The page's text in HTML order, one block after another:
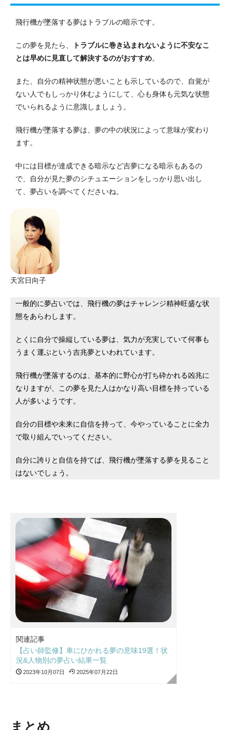
飛行機が墜落する夢はトラブルの暗示です。
この夢を見たら、
トラブルに巻き込まれないように不安なこ
とは早めに見直して解決するのがおすすめ。
また、自分の精神状態が悪いことも示しているので、自覚が
ない人でもしっかり休むようにして、心も身体も元気な状態
でいられるように意識しましょう。
飛行機が墜落する夢は、夢の中の状況によって意味が変わり
ます。
中には目標が達成できる暗示など吉夢になる暗示もあるの
で、自分が見た夢のシチュエーションをしっかり思い出し
て、夢占いを調べてくださいね。
天宮日向子
一般的に夢占いでは、飛行機の夢はチャレンジ精神旺盛な状
態をあらわします。
とくに自分で操縦している夢は、気力が充実していて何事も
うまく運ぶという吉兆夢といわれています。
飛行機が墜落するのは、基本的に野心が打ち砕かれる凶兆に
なりますが、この夢を見た人はかなり高い目標を持っている
人が多いようです。
自分の目標や未来に自信を持って、今やっていることに全力
で取り組んでいってください。
自分に誇りと自信を持てば、飛行機が墜落する夢を見ること
はないでしょう。
関連記事
【占い師監修】車にひかれる夢の意味19選！状
況&人物別の夢占い結果一覧
2023年10月07日 2025年07月22日
まとめ